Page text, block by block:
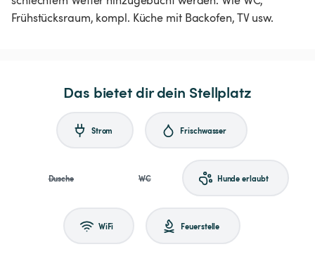
Frühstücksraum, kompl. Küche mit Backofen, TV usw.
Das bietet dir dein Stellplatz
Strom Frischwasser
Dusche WC Hunde erlaubt
WiFi Feuerstelle